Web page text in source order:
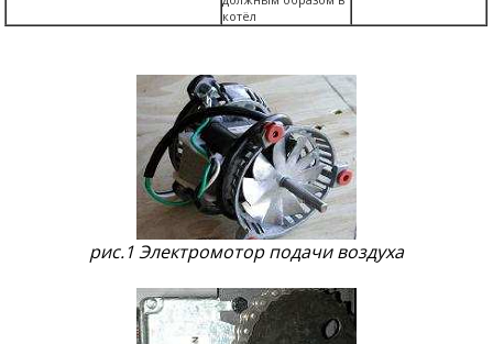
котёл
рис.1 Электромотор подачи воздуха